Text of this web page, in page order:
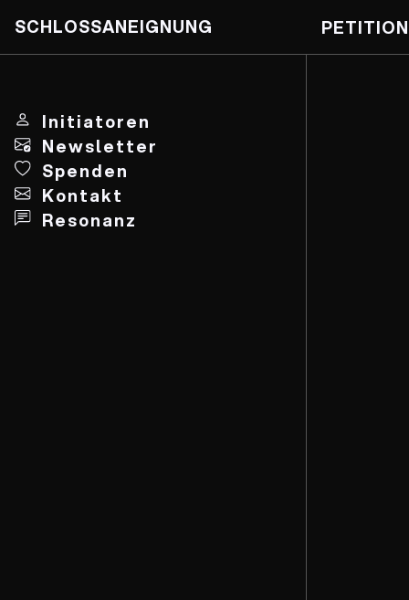
content
SCHLOSSANEIGNUNG PETITION
Initiatoren
Newsletter
Spenden
Kontakt
Resonanz